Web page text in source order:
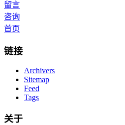
留言
咨询
首页
链接
Archivers
Sitemap
Feed
Tags
关于